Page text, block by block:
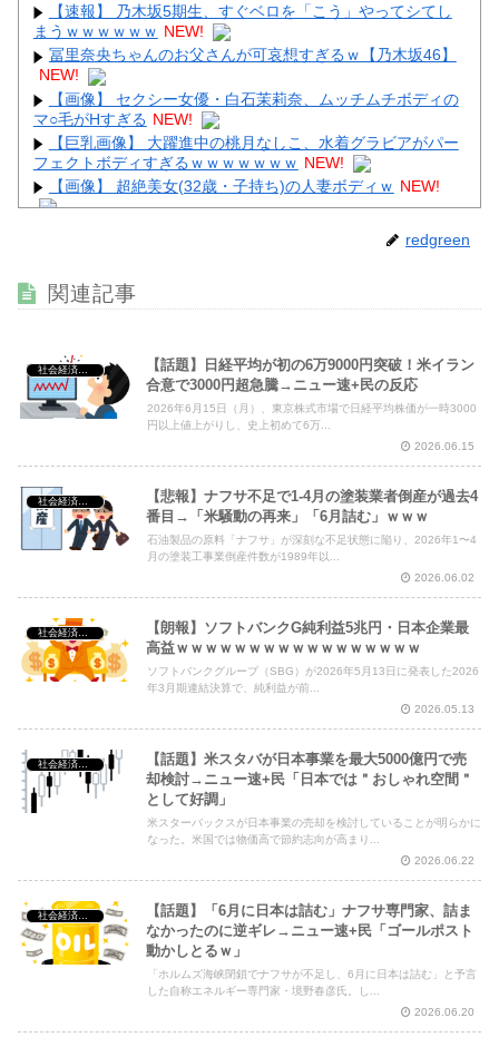
【速報】 乃木坂5期生、すぐベロを「こう」やってシてし
まうｗｗｗｗｗｗ NEW!
冨里奈央ちゃんのお父さんが可哀想すぎるｗ【乃木坂46】
NEW!
【画像】 セクシー女優・白石茉莉奈、ムッチムチボディの
マ○毛がHすぎる NEW!
【巨乳画像】 大躍進中の桃月なしこ、水着グラビアがパー
フェクトボディすぎるｗｗｗｗｗｗｗ NEW!
【画像】 超絶美女(32歳・子持ち)の人妻ボディｗ NEW!
【最新画像】 田中みな実(39)の乳房、めちゃくちゃデカく
Powered by livedoor 相互RSS
redgreen
関連記事
社会経済・政治
【話題】日経平均が初の6万9000円突破！米イラン
合意で3000円超急騰→ニュー速+民の反応
2026年6月15日（月）、東京株式市場で日経平均株価が一時3000
円以上値上がりし、史上初めて6万...
2026.06.15
社会経済・政治
【悲報】ナフサ不足で1-4月の塗装業者倒産が過去4
番目→「米騒動の再来」「6月詰む」ｗｗｗ
石油製品の原料「ナフサ」が深刻な不足状態に陥り、2026年1〜4
月の塗装工事業倒産件数が1989年以...
2026.06.02
【朗報】ソフトバンクG純利益5兆円・日本企業最
高益ｗｗｗｗｗｗｗｗｗｗｗｗｗｗｗｗｗ
ソフトバンクグループ（SBG）が2026年5月13日に発表した2026
年3月期連結決算で、純利益が前...
2026.05.13
【話題】米スタバが日本事業を最大5000億円で売
却検討→ニュー速+民「日本では＂おしゃれ空間＂
として好調」
米スターバックスが日本事業の売却を検討していることが明らかに
なった。米国では物価高で節約志向が高まり...
2026.06.22
【話題】「6月に日本は詰む」ナフサ専門家、詰ま
なかったのに逆ギレ→ニュー速+民「ゴールポスト
動かしとるｗ」
「ホルムズ海峡閉鎖でナフサが不足し、6月に日本は詰む」と予言
した自称エネルギー専門家・境野春彦氏。し...
2026.06.20